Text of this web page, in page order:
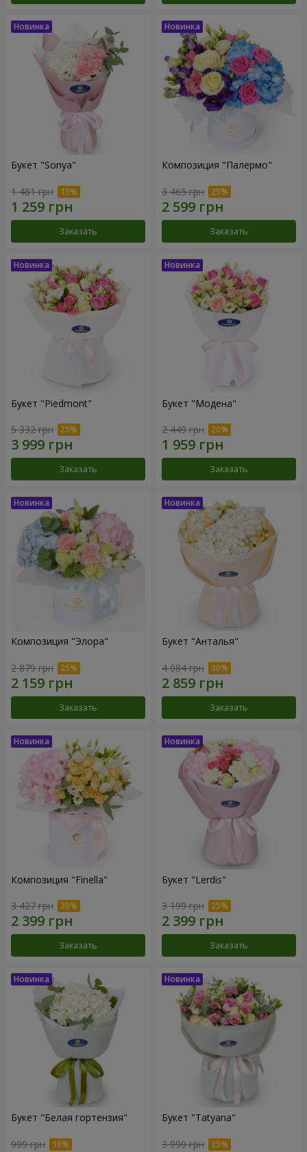
Букет "Sonya"
1 481 грн
Заказать
Композиция "Палермо"
3 465 грн
Заказать
Букет "Piedmont"
5 332 грн
Заказать
Букет "Модена"
2 449 грн
Заказать
Композиция "Элора"
2 879 грн
Заказать
Букет "Анталья"
4 084 грн
Заказать
Композиция "Finella"
3 427 грн
Заказать
Букет "Lerdis"
3 199 грн
Заказать
Букет "Белая гортензия"
999 грн
Букет "Tatyana"
3 999 грн